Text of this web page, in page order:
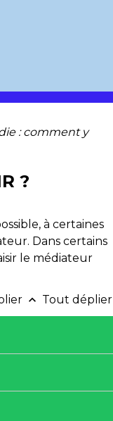
: comment y
?
à certaines
Dans certains
le médiateur
keyboard_arrow_up Tout déplier